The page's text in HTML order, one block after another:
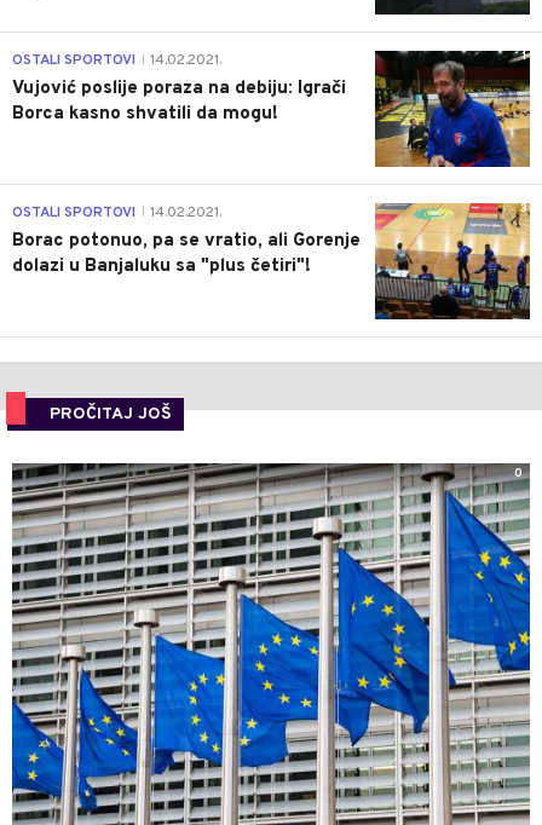
1
OSTALI SPORTOVI 14.02.2021.
Vujović poslije poraza na debiju: Igrači
Borca kasno shvatili da mogu!
3
OSTALI SPORTOVI 14.02.2021.
Borac potonuo, pa se vratio, ali Gorenje
dolazi u Banjaluku sa "plus četiri"!
PROČITAJ JOŠ
0